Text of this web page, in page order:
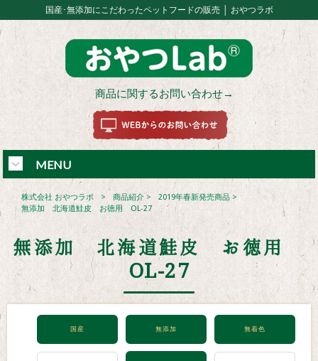
国産･無添加にこだわったペットフードの販売 │ おやつラボ
商品に関するお問い合わせ→
MENU
株式会社 おやつラボ > 商品紹介> 2019年春新発売商品 >
無添加 北海道鮭皮 お徳用 OL-27
無添加 北海道鮭皮 お徳用
OL-27
国産 無添加 無着色